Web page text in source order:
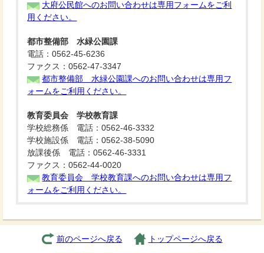
大府公民館へのお問い合わせは専用フォームをご利
用ください。
都市整備部 水緑公園課
電話：0562-45-6236
ファクス：0562-47-3347
都市整備部 水緑公園課へのお問い合わせは専用フ
ォームをご利用ください。
教育委員会 学校教育課
学校総務係 電話：0562-46-3332
学校施設係 電話：0562-38-5090
放課後係 電話：0562-46-3331
ファクス：0562-44-0020
教育委員会 学校教育課へのお問い合わせは専用フ
ォームをご利用ください。
前のページへ戻る トップページへ戻る